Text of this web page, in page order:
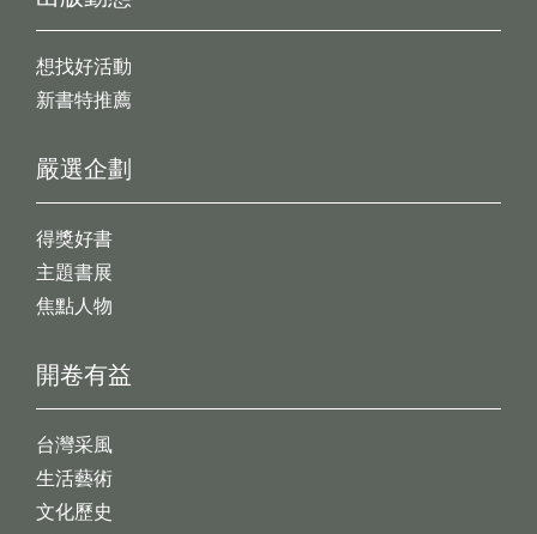
想找好活動
新書特推薦
開卷有益
台灣采風
生活藝術
文化歷史
嚴選企劃
得獎好書
主題書展
焦點人物